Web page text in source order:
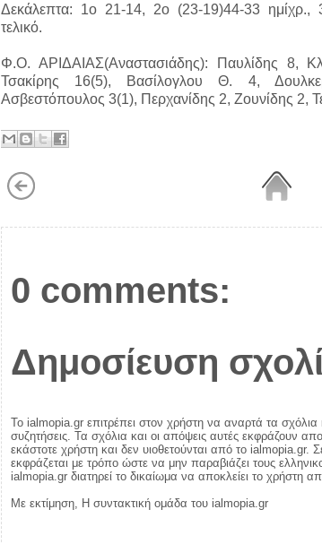
Δεκάλεπτα: 1ο 21-14, 2ο (23-19)44-33
τελικό.
Φ.Ο. ΑΡΙΔΑΙΑΣ(Αναστασιάδης): Παυλίδης 8,
Τσακίρης 16(5), Βασίλογλου Θ. 4,
Ασβεστόπουλος 3(1), Περχανίδης 2, Ζουνίδης 2,
0 comments:
Δημοσίευση
Το ialmopia.gr επιτρέπει στον χρήστη να αναρτά τα σχόλια
συζητήσεις. Τα σχόλια και οι απόψεις αυτές εκφράζουν
εκάστοτε χρήστη και δεν υιοθετούνται από το ialmopia.gr.
εκφράζεται με τρόπο ώστε να μην παραβιάζει τους
ialmopia.gr διατηρεί το δικαίωμα να αποκλείει το χρήστη
Με εκτίμηση, Η συντακτική ομάδα του ialmopia.gr